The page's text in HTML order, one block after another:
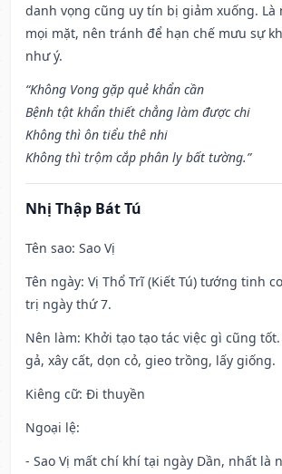
danh vọng cũng uy tín bị giảm xuống. Là
mọi mặt, nên tránh để hạn chế mưu sự
như ý.
“Không Vong gặp quẻ khẩn cần
Bệnh tật khẩn thiết chẳng làm được chi
Không thì ôn tiểu thê nhi
Không thì trộm cắp phân ly bất tường.”
Nhị Thập Bát Tú
Tên sao: Sao Vị
Tên ngày: Vị Thổ Trĩ (Kiết Tú) tướng tinh
trị ngày thứ 7.
Nên làm: Khởi tạo tạo tác việc gì cũng
gả, xây cất, dọn cỏ, gieo trồng, lấy giống.
Kiêng cữ: Đi thuyền
Ngoại lệ:
- Sao Vị mất chí khí tại ngày Dần, nhất là